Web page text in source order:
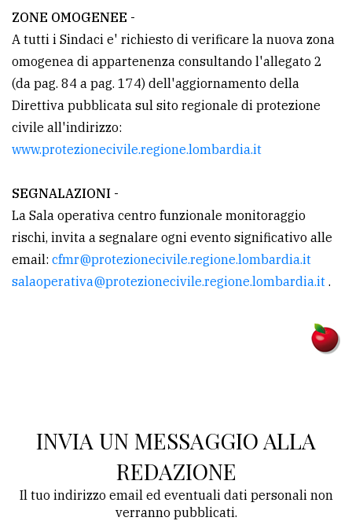
ZONE OMOGENEE -
A tutti i Sindaci e' richiesto di verificare la nuova zona
omogenea di appartenenza consultando l'allegato 2
(da pag. 84 a pag. 174) dell'aggiornamento della
Direttiva pubblicata sul sito regionale di protezione
civile all'indirizzo:
www.protezionecivile.regione.lombardia.it
SEGNALAZIONI -
La Sala operativa centro funzionale monitoraggio
rischi, invita a segnalare ogni evento significativo alle
email: cfmr@protezionecivile.regione.lombardia.it
salaoperativa@protezionecivile.regione.lombardia.it .
INVIA UN MESSAGGIO ALLA
REDAZIONE
Il tuo indirizzo email ed eventuali dati personali non
verranno pubblicati.